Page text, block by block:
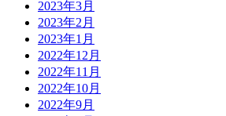
2023年3月
2023年2月
2023年1月
2022年12月
2022年11月
2022年10月
2022年9月